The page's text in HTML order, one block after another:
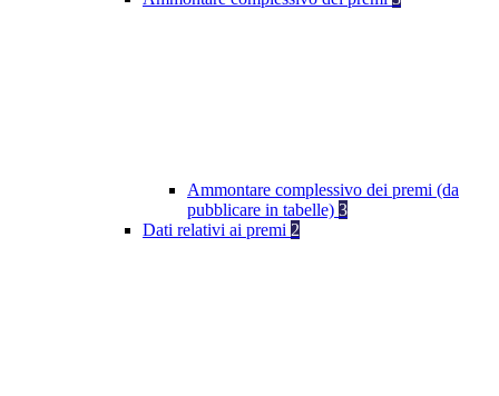
Ammontare complessivo dei premi (da
pubblicare in tabelle) 3
Dati relativi ai premi 2